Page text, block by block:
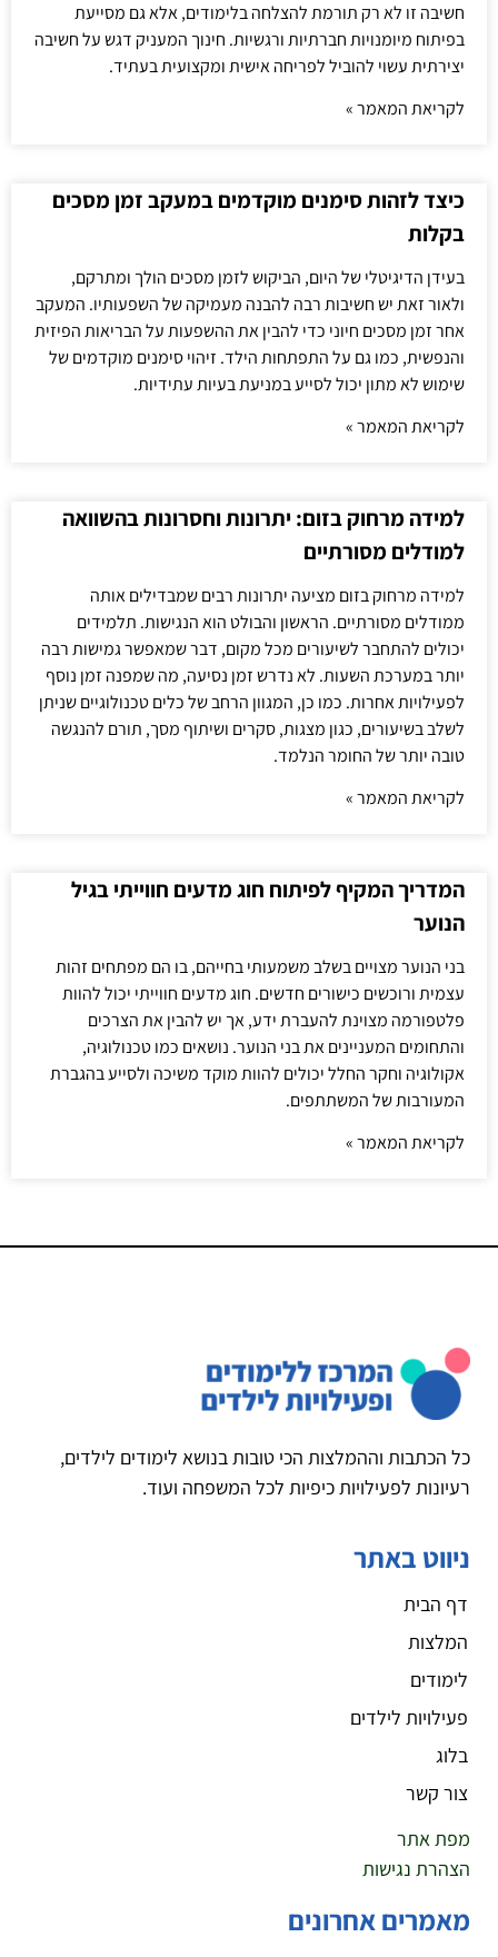
חשיבה זו לא רק תורמת להצלחה בלימודים, אלא גם מסייעת
בפיתוח מיומנויות חברתיות ורגשיות. חינוך המעניק דגש על חשיבה
יצירתית עשוי להוביל לפריחה אישית ומקצועית בעתיד.
לקריאת המאמר »
כיצד לזהות סימנים מוקדמים במעקב זמן מסכים
בקלות
בעידן הדיגיטלי של היום, הביקוש לזמן מסכים הולך ומתרקם,
ולאור זאת יש חשיבות רבה להבנה מעמיקה של השפעותיו. המעקב
אחר זמן מסכים חיוני כדי להבין את ההשפעות על הבריאות הפיזית
והנפשית, כמו גם על התפתחות הילד. זיהוי סימנים מוקדמים של
שימוש לא מתון יכול לסייע במניעת בעיות עתידיות.
לקריאת המאמר »
למידה מרחוק בזום: יתרונות וחסרונות בהשוואה
למודלים מסורתיים
למידה מרחוק בזום מציעה יתרונות רבים שמבדילים אותה
ממודלים מסורתיים. הראשון והבולט הוא הנגישות. תלמידים
יכולים להתחבר לשיעורים מכל מקום, דבר שמאפשר גמישות רבה
יותר במערכת השעות. לא נדרש זמן נסיעה, מה שמפנה זמן נוסף
לפעילויות אחרות. כמו כן, המגוון הרחב של כלים טכנולוגיים שניתן
לשלב בשיעורים, כגון מצגות, סקרים ושיתוף מסך, תורם להנגשה
טובה יותר של החומר הנלמד.
לקריאת המאמר »
המדריך המקיף לפיתוח חוג מדעים חווייתי בגיל
הנוער
בני הנוער מצויים בשלב משמעותי בחייהם, בו הם מפתחים זהות
עצמית ורוכשים כישורים חדשים. חוג מדעים חווייתי יכול להוות
פלטפורמה מצוינת להעברת ידע, אך יש להבין את הצרכים
והתחומים המעניינים את בני הנוער. נושאים כמו טכנולוגיה,
אקולוגיה וחקר החלל יכולים להוות מוקד משיכה ולסייע בהגברת
המעורבות של המשתתפים.
לקריאת המאמר »
כל הכתבות וההמלצות הכי טובות בנושא לימודים לילדים,
רעיונות לפעילויות כיפיות לכל המשפחה ועוד.
ניווט באתר
דף הבית
המלצות
לימודים
פעילויות לילדים
בלוג
צור קשר
מפת אתר
הצהרת נגישות
מאמרים אחרונים